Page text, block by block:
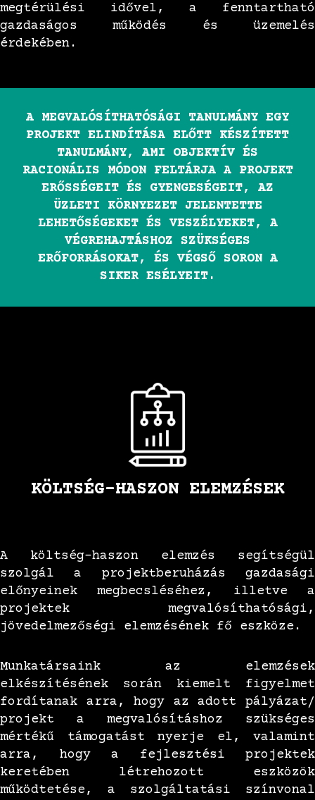
megtérülési idővel, a fenntartható
gazdaságos működés és üzemelés
érdekében.
A MEGVALÓSÍTHATÓSÁGI TANULMÁNY EGY
PROJEKT ELINDÍTÁSA ELŐTT KÉSZÍTETT
TANULMÁNY, AMI OBJEKTÍV ÉS
RACIONÁLIS MÓDON FELTÁRJA A PROJEKT
ERŐSSÉGEIT ÉS GYENGESÉGEIT, AZ
ÜZLETI KÖRNYEZET JELENTETTE
LEHETŐSÉGEKET ÉS VESZÉLYEKET, A
VÉGREHAJTÁSHOZ SZÜKSÉGES
ERŐFORRÁSOKAT, ÉS VÉGSŐ SORON A
SIKER ESÉLYEIT.
KÖLTSÉG-HASZON ELEMZÉSEK
A költség-haszon elemzés segítségül
szolgál a projektberuházás gazdasági
előnyeinek megbecsléséhez, illetve a
projektek megvalósíthatósági,
jövedelmezőségi elemzésének fő eszköze.
Munkatársaink az elemzések
elkészítésének során kiemelt figyelmet
fordítanak arra, hogy az adott pályázat/
projekt a megvalósításhoz szükséges
mértékű támogatást nyerje el, valamint
arra, hogy a fejlesztési projektek
keretében létrehozott eszközök
működtetése, a szolgáltatási színvonal